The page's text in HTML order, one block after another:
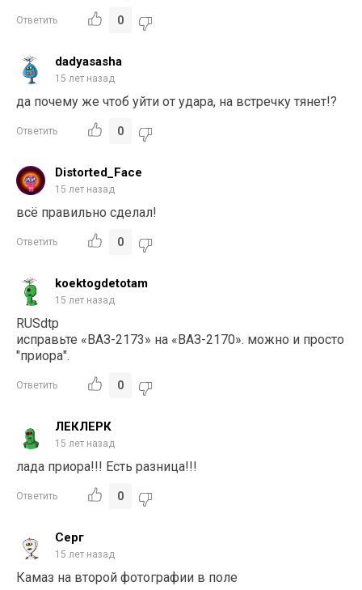
Ответить 0
dadyasasha
15 лет назад
да почему же чтоб уйти от удара, на встречку тянет!?
Ответить 0
Distorted_Face
15 лет назад
всё правильно сделал!
Ответить 0
koektogdetotam
15 лет назад
RUSdtp
исправьте «ВАЗ-2173» на «ВАЗ-2170». можно и просто
"приора".
Ответить 0
ЛЕКЛЕРК
15 лет назад
лада приора!!! Есть разница!!!
Ответить 0
Серг
15 лет назад
Камаз на второй фотографии в поле